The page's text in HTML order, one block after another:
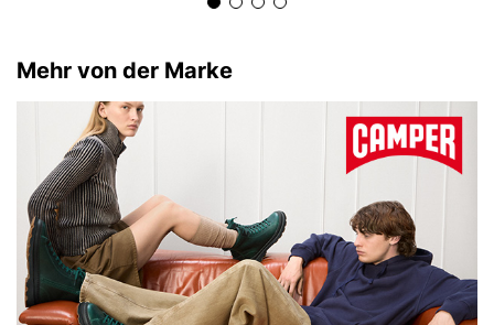
Mehr von der Marke